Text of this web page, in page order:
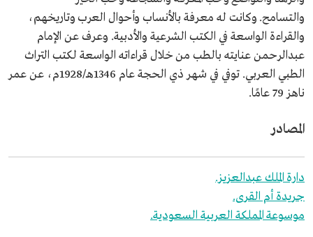
والتسامح. وكانت له معرفة بالأنساب وأحوال العرب وتاريخهم،
والقراءة الواسعة في الكتب الشرعية والأدبية. وعرف عن الإمام
عبدالرحمن عنايته بالطب من خلال قراءاته الواسعة لكتب التراث
الطبي العربي. توفي في شهر ذي الحجة عام 1346هـ/1928م، عن عمر
ناهز 79 عامًا.
المصادر
دارة الملك عبدالعزيز.
جريدة أم القرى.
موسوعة المملكة العربية السعودية.